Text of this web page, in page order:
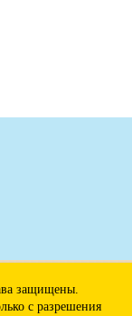
защищены.
с разрешения